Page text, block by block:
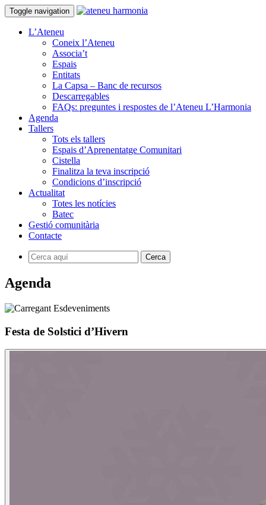
Toggle navigation
L’Ateneu
Coneix l’Ateneu
Associa’t
Espais
Entitats
La Capsa – Banc de recursos
Descarregables
FAQs: preguntes i respostes de l’Ateneu L’Harmonia
Agenda
Tallers
Tots els tallers
Espais d’Aprenentatge Comunitari
Cistella
Finalitza la teva inscripció
Condicions d’inscripció
Actualitat
Totes les notícies
Batec
Gestió comunitària
Contacte
Agenda
Festa de Solstici d’Hivern